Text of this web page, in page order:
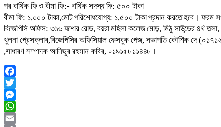
পর বার্ষিক ফি ও বীমা ফি:- বার্ষিক সদস্য ফি: ৫০০ টাকা
বীমা ফি: ১,০০০ টাকা,মোট পরিশোধযোগ্য: ১,৫০০ টাকা প্রদান করতে হবে। ফরম
বিজেপিসি অফিস: ৩১৬ যশোর রোড, বয়রা মহিলা কলেজ মোড়, মিঠু সাউন্ডের ৪র্থ
খুলনা প্রেসক্লাব,বিজেপিসির অফিসিয়াল ফেসবুক পেজ, সভাপতি কৌশিক দে
,সাধারণ সম্পাদক আনিছুর রহমান কবির, ০১৯১৫৮১১৪৪৮।
Facebook
Twitter
Messenger
WhatsApp